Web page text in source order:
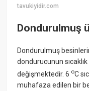
tavukiyidir.com
Dondurulmuş
Dondurulmuş
dondurucunun
değişmektedir. 6 oC
muhafaza edilen bir